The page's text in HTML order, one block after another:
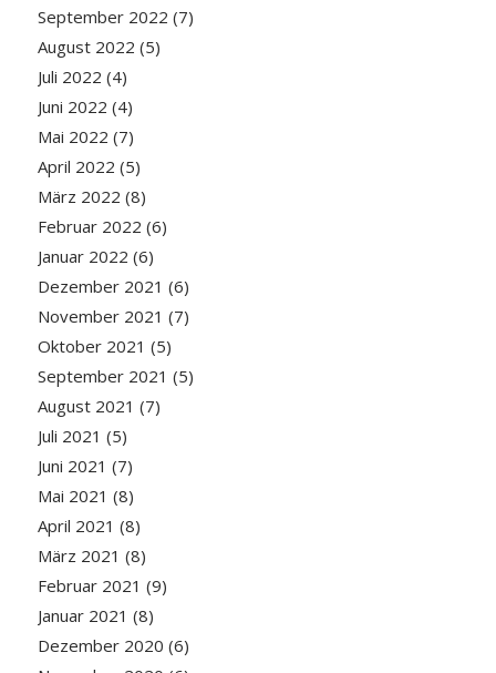
September 2022 (7)
August 2022 (5)
Juli 2022 (4)
Juni 2022 (4)
Mai 2022 (7)
April 2022 (5)
März 2022 (8)
Februar 2022 (6)
Januar 2022 (6)
Dezember 2021 (6)
November 2021 (7)
Oktober 2021 (5)
September 2021 (5)
August 2021 (7)
Juli 2021 (5)
Juni 2021 (7)
Mai 2021 (8)
April 2021 (8)
März 2021 (8)
Februar 2021 (9)
Januar 2021 (8)
Dezember 2020 (6)